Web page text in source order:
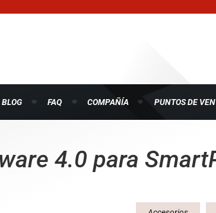
BLOG FAQ COMPAÑÍA PUNTOS DE
4.0 para